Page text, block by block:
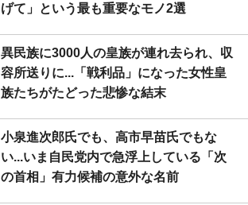
げて」という最も重要なモノ2選
異民族に3000人の皇族が連れ去られ、収
容所送りに...「戦利品」になった女性皇
族たちがたどった悲惨な結末
小泉進次郎氏でも、高市早苗氏でもな
い...いま自民党内で急浮上している「次
の首相」有力候補の意外な名前